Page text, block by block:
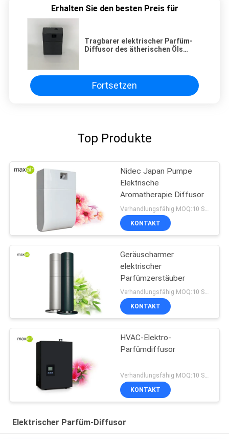
Erhalten Sie den besten Preis für
Tragbarer elektrischer Parfüm-
Diffusor des ätherischen Öls
Fortsetzen
Top Produkte
Nidec Japan Pumpe
Elektrische
Aromatherapie Diffusor
KONTAKT
Geräuscharmer
elektrischer
Parfümzerstäuber
Verhandlungsfähig MOQ:10 Stücke
KONTAKT
HVAC-Elektro-
Parfümdiffusor
Verhandlungsfähig MOQ:10 Stücke
KONTAKT
Elektrischer Parfüm-Diffusor